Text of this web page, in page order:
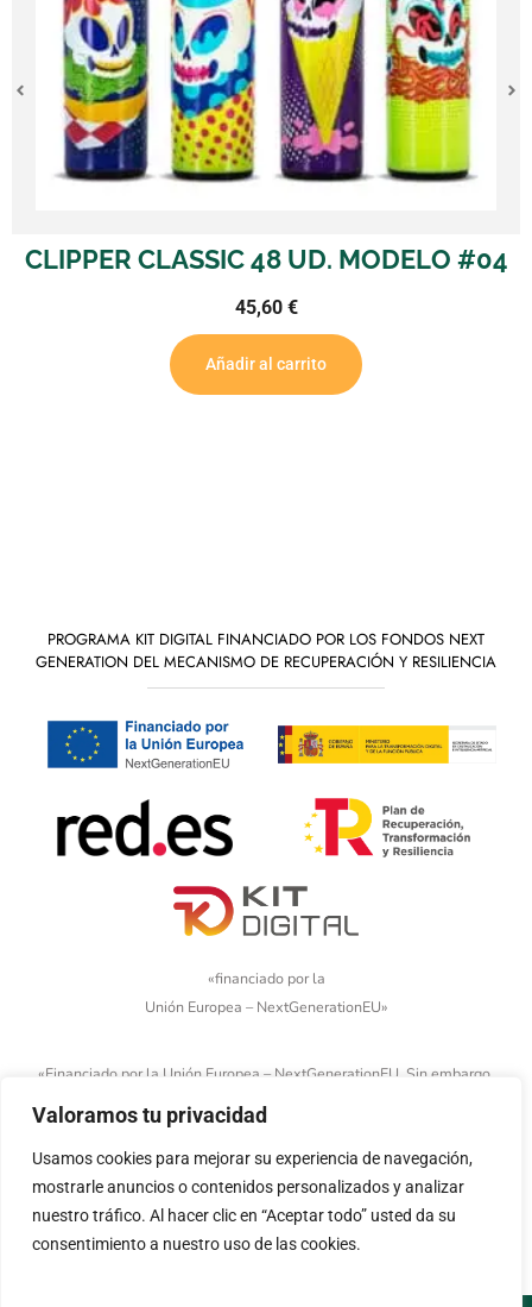
Valoramos tu privacidad
Usamos cookies para mejorar su experiencia de navegación,
mostrarle anuncios o contenidos personalizados y analizar
nuestro tráfico. Al hacer clic en “Aceptar todo” usted da su
consentimiento a nuestro uso de las cookies.
CLIPPER CLASSIC 48 UD. MODELO #04
45,60 €
Añadir al carrito
PROGRAMA KIT DIGITAL FINANCIADO POR LOS FONDOS NEXT
GENERATION DEL MECANISMO DE RECUPERACIÓN Y RESILIENCIA
«financiado por la
Unión Europea – NextGenerationEU»
«Financiado por la Unión Europea – NextGenerationEU. Sin embargo,
los puntos de vista y las opiniones expresadas son únicamente los
del autor o autores y no reflejan necesariamente los de la Unión
Europea o la Comisión Europea. Ni la Unión Europea ni la Comisión
Europea pueden ser consideradas responsables de las mismas»